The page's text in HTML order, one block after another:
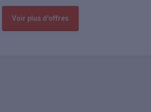
Voir plus d'offres